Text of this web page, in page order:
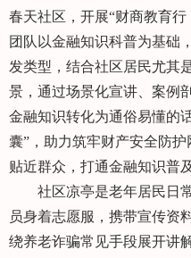
春天社区，开展“财商教育行
团队以金融知识科普为基础
发类型，结合社区居民尤其
景，通过场景化宣讲、案例
金融知识转化为通俗易懂的
囊”，助力筑牢财产安全防护
贴近群众，打通金融知识普
社区凉亭是老年居民日常
员身着志愿服，携带宣传资
绕养老诈骗常见手段展开讲